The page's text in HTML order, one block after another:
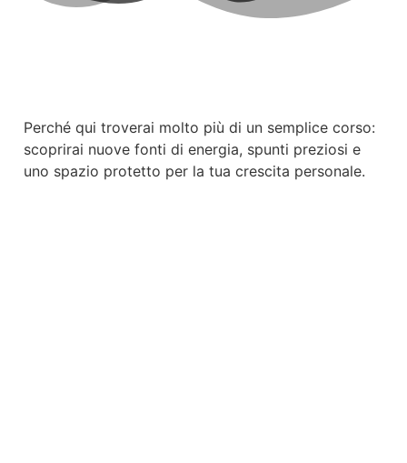
Perché qui troverai molto più di un semplice corso:
scoprirai nuove fonti di energia, spunti preziosi e
uno spazio protetto per la tua crescita personale.